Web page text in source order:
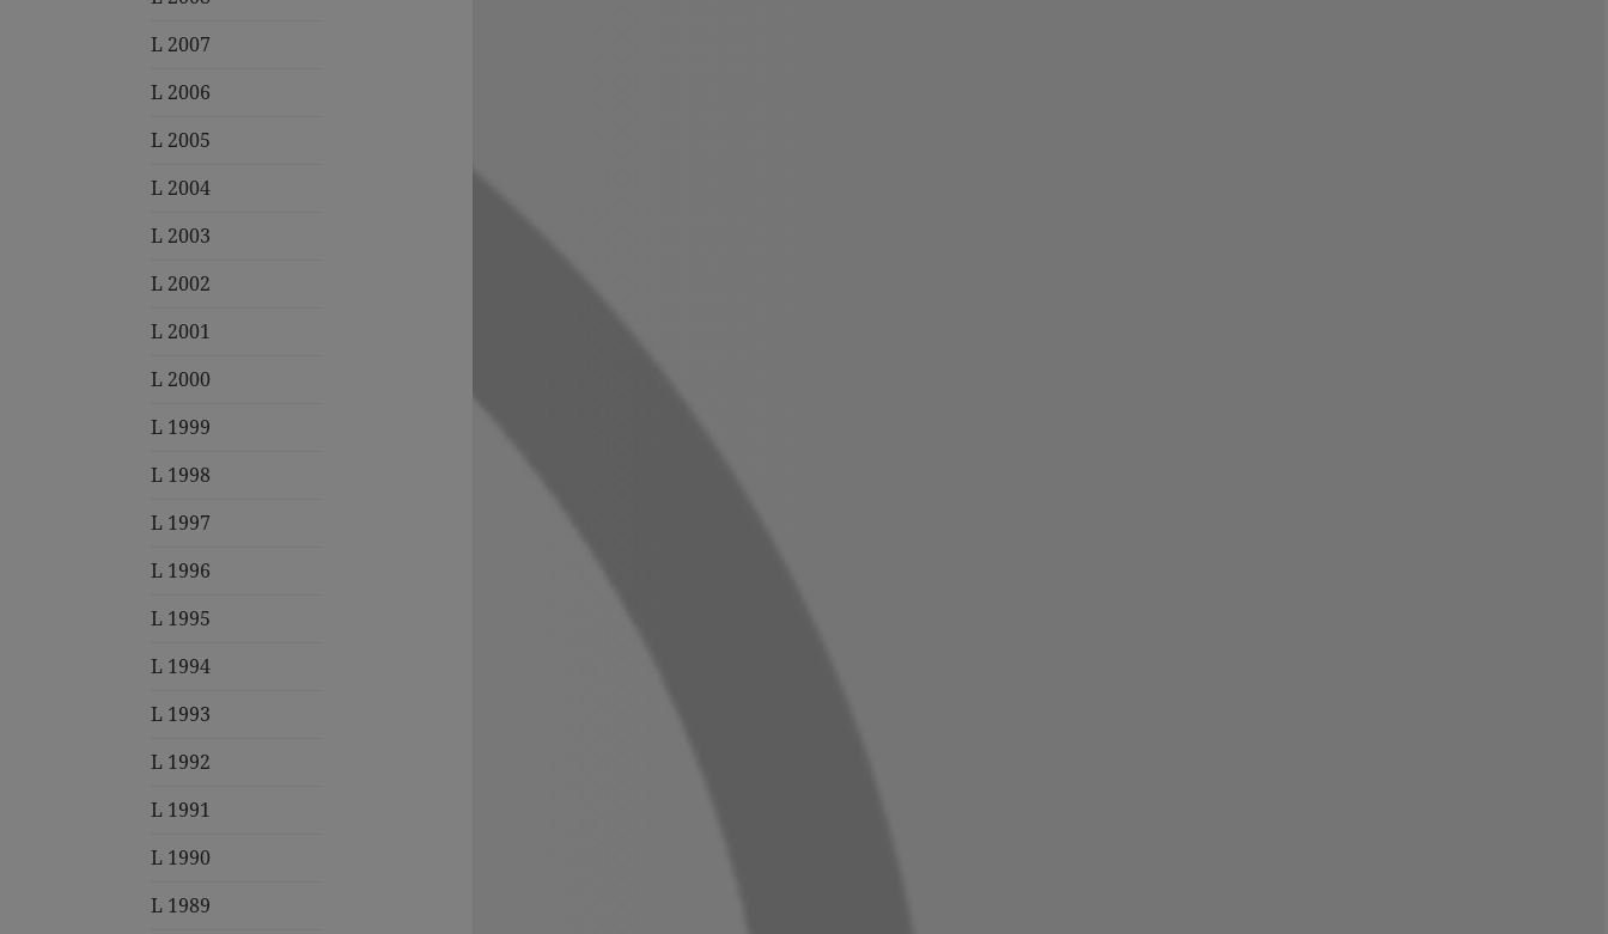
L 2007
L 2006
L 2005
L 2004
L 2003
L 2002
L 2001
L 2000
L 1999
L 1998
L 1997
L 1996
L 1995
L 1994
L 1993
L 1992
L 1991
L 1990
L 1989